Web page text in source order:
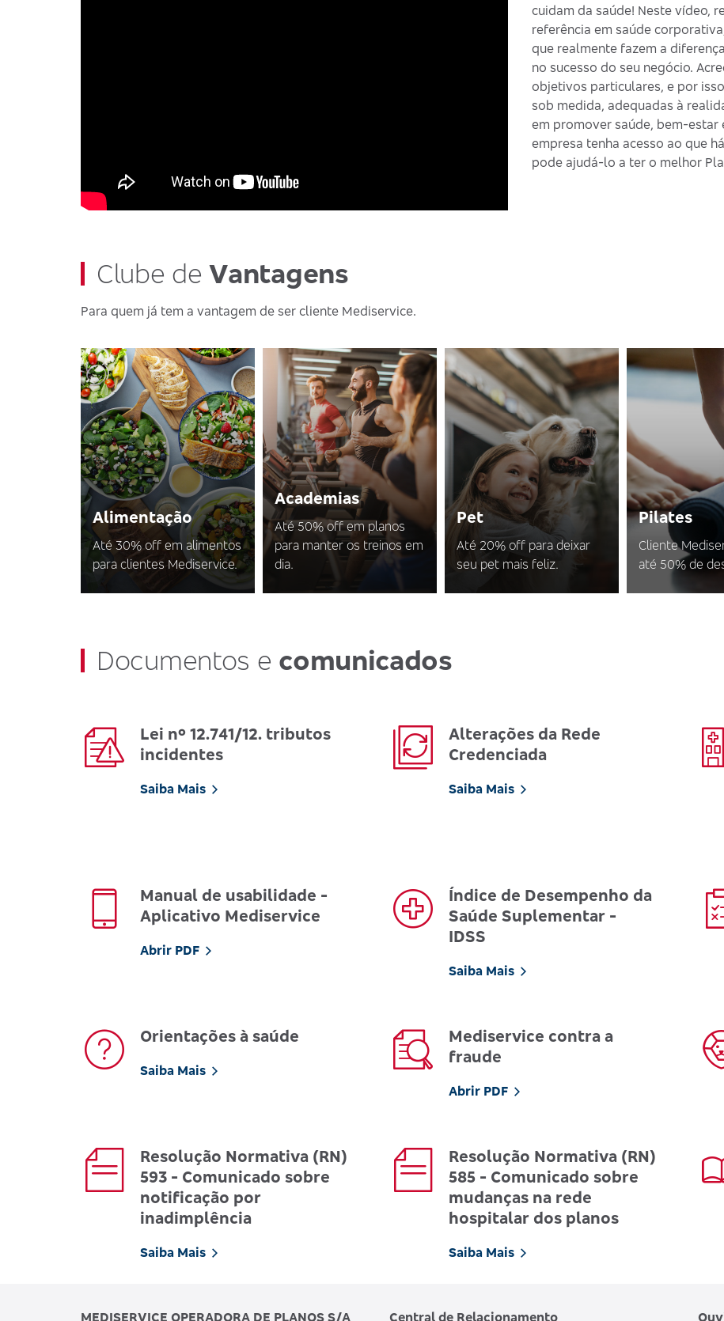
cuidam da saúde! Neste vídeo,
referência em saúde
que realmente fazem a
no sucesso do seu negócio.
objetivos particulares, e por
sob medida, adequadas à
em promover saúde, bem-
empresa tenha acesso ao que
pode ajudá-lo a ter o melhor
Clube deVantagens
Para quem já tem a vantagem de ser cliente Mediservice.
Alimentação
Até 30% off em alimentos
para clientes Mediservice.
Academias
Até 50% off em planos
para manter os treinos em
dia.
Pet
Até 20% off para deixar
seu pet mais feliz.
Pilates
Cliente
até 50% de
Documentos e comunicados
Lei nº 12.741/12. tributos
incidentes
Saiba Mais
Alterações da Rede
Credenciada
Saiba Mais
Manual de usabilidade -
Aplicativo Mediservice
Abrir PDF
Índice de Desempenho da
Saúde Suplementar -
IDSS
Saiba Mais
Orientações à saúde
Saiba Mais
Mediservice contra a
fraude
Abrir PDF
Resolução Normativa (RN)
593 - Comunicado sobre
notificação por
inadimplência
Saiba Mais
Resolução Normativa (RN)
585 - Comunicado sobre
mudanças na rede
hospitalar dos planos
Saiba Mais
MEDISERVICE OPERADORA DE PLANOS S/A Central de Relacionamento